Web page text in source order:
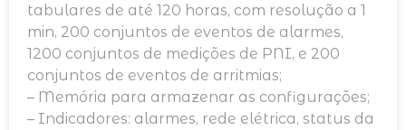
tabulares de até 120 horas, com resolução a 1
min, 200 conjuntos de eventos de alarmes,
1200 conjuntos de medições de PNI, e 200
conjuntos de eventos de arritmias;
– Memória para armazenar as configurações;
– Indicadores: alarmes, rede elétrica, status da